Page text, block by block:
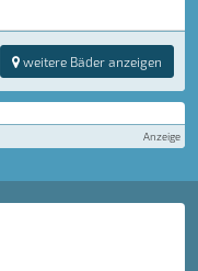
weitere Bäder anzeigen
Anzeige